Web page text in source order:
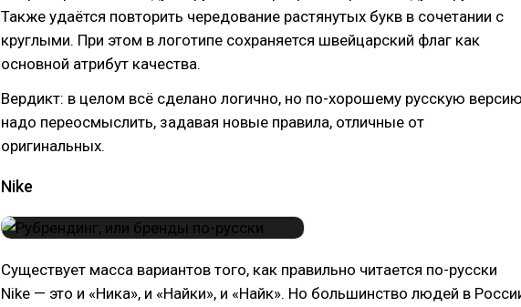
Также удаётся повторить чередование растянутых букв в сочетании с
круглыми. При этом в логотипе сохраняется швейцарский флаг как
основной атрибут качества.
Вердикт: в целом всё сделано логично, но по-хорошему русскую
надо переосмыслить, задавая новые правила, отличные от
оригинальных.
Nike
Существует масса вариантов того, как правильно читается по-русски
Nike — это и «Ника», и «Найки», и «Найк». Но большинство людей в